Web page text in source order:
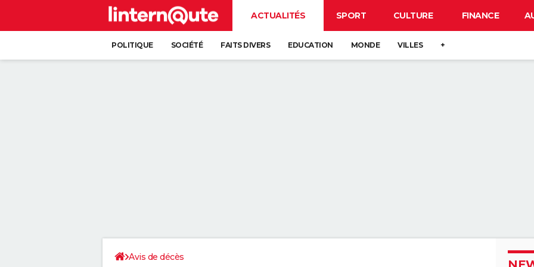
ACTUALITÉS SPORT CULTURE FINANCE
POLITIQUE SOCIÉTÉ FAITS DIVERS EDUCATION MONDE VILLES +
Avis de décès